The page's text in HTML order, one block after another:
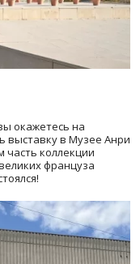
окажетесь на
выставку в Музее Анри
коллекции
француза